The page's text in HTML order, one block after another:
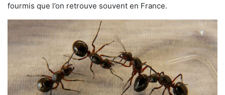
fourmis que l’on retrouve souvent en France.